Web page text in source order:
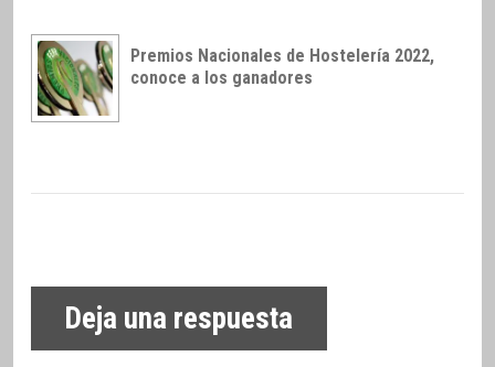
Premios Nacionales de Hostelería 2022,
conoce a los ganadores
Deja una respuesta